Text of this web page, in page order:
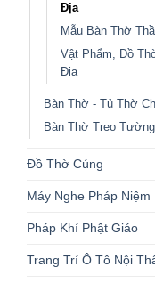
Địa
Mẫu Bàn Thờ
Vật Phẩm, Đồ
Địa
Bàn Thờ - Tủ Thờ
Bàn Thờ Treo Tường
Đồ Thờ Cúng
Máy Nghe Pháp Niệm
Pháp Khí Phật Giáo
Trang Trí Ô Tô Nội